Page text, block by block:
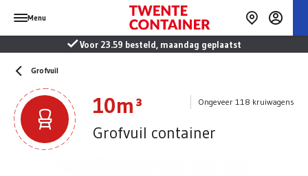
Menu
Voor 23.59 besteld, maandag geplaatst
Grofvuil
10m³
Grofvuil container
Ongeveer 118 kruiwagens